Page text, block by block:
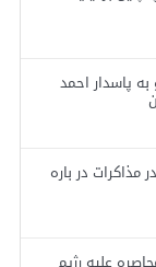
پاسدار احمد
مذاکرات در باره